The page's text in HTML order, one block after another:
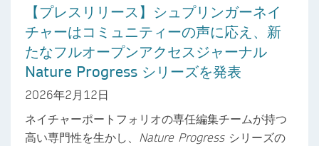
【プレスリリース】シュプリンガーネイ
チャーはコミュニティーの声に応え、新
たなフルオープンアクセスジャーナル
Nature Progress シリーズを発表
2026年2月12日
ネイチャーポートフォリオの専任編集チームが持つ
高い専門性を生かし、 Nature Progress シリーズの